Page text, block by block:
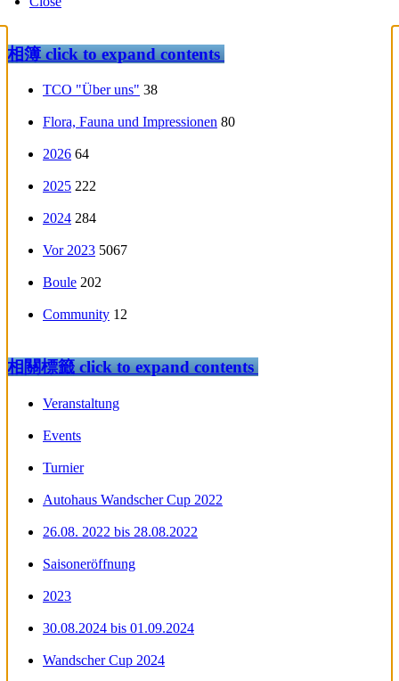
相簿click to expand contents
TCO "Über uns" 38
Flora, Fauna und Impressionen 80
2026 64
2025 222
2024 284
Vor 2023 5067
Boule 202
Community 12
相關標籤click to expand contents
Veranstaltung
Events
Turnier
Autohaus Wandscher Cup 2022
26.08. 2022 bis 28.08.2022
Saisoneröffnung
2023
30.08.2024 bis 01.09.2024
Wandscher Cup 2024